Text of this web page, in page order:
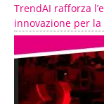
TrendAI rafforza
innovazione per